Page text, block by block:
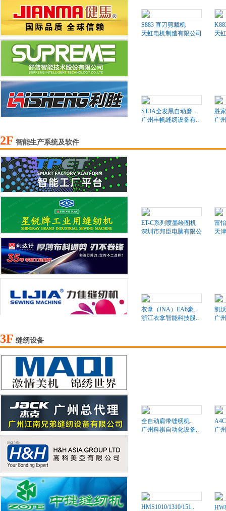
S883 直刀剪裁机
天虹电机制造有限公司
天
ST3A全发黑自动磨..
广州丰帆缝纫设备有..
胜
广
2F 智能生产系统及软件
ET-C系列喷墨绘图机
深圳市邦臣电脑有限公司
富
天
衣拿（INA）EA6豪..
浙江衣拿智能科技股..
凯
广
3F 缝纫设备
全自动肩带缝纫机..
广州科祺自动化设备..
广
HMS1010/1310/151..